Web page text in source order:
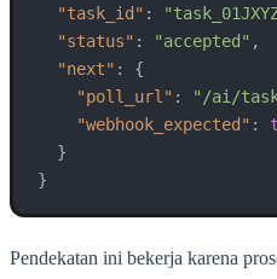
"task_id" :
"status" : "accepted" ,
"next" :
{
"poll_url" : "/ai/
"webhook_expected" :
}
}
Pendekatan ini bekerja karena